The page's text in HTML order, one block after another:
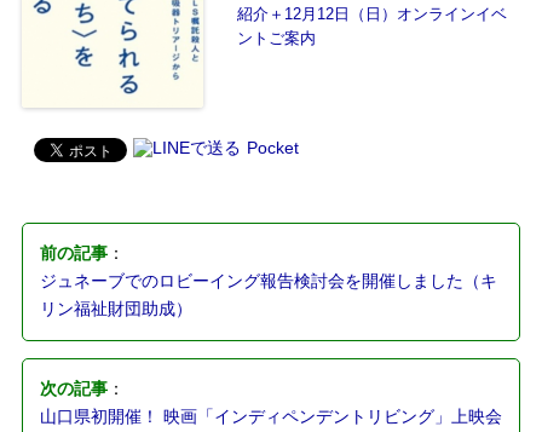
紹介＋12月12日（日）オンラインイベ
ントご案内
Pocket
前の記事：
ジュネーブでのロビーイング報告検討会を開催しました（キ
リン福祉財団助成）
次の記事：
山口県初開催！ 映画「インディペンデントリビング」上映会